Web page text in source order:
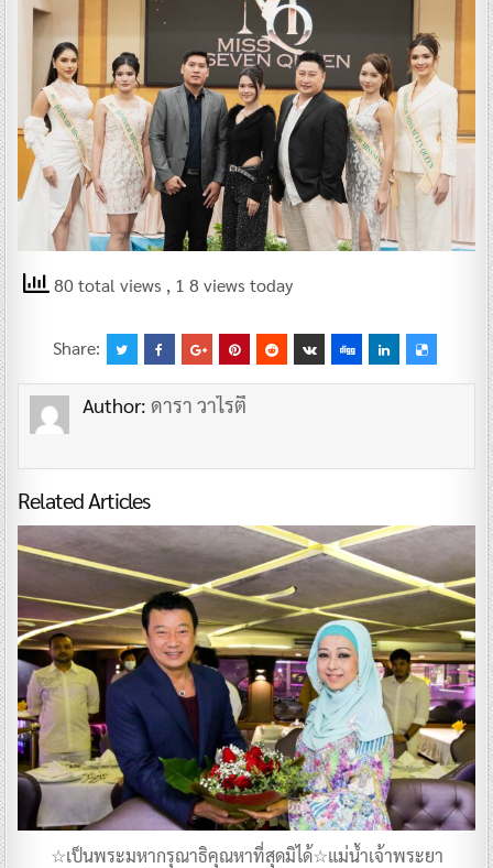
80 total views , 1 8 views today
Share:
Author: ดารา วาไรตี้
Related Articles
☆เป็นพระมหากรุณาธิคุณหาที่สุดมิได้☆แม่น้ำเจ้าพระยา